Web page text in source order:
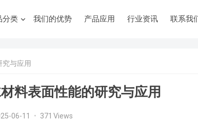
分类 我们的优势 产品应用 行业资讯 联系我
与应用
料表面性能的研究与应用
06-11 • 371 Views